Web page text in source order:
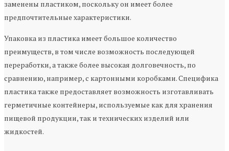
заменены пластиком, поскольку он имеет более
предпочтительные характеристики.
Упаковка из пластика имеет большое количество
преимуществ, в том числе возможность последующей
переработки, а также более высокая долговечность, по
сравнению, например, с картонными коробками. Специфика
пластика также предоставляет возможность изготавливать
герметичные контейнеры, используемые как для хранения
пищевой продукции, так и технических изделий или
жидкостей.